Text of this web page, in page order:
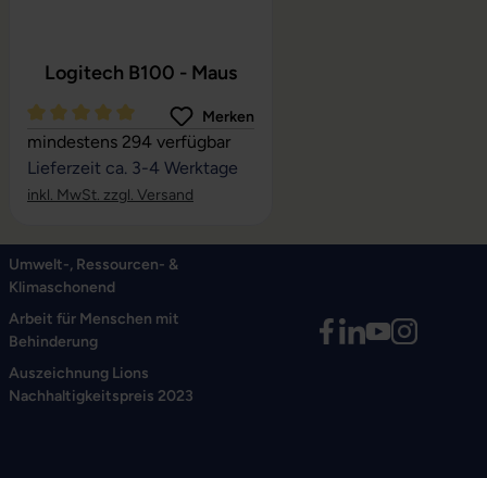
Logitech B100 - Maus
Durchschnittliche Bewertung von 5 von 5 Sternen
Merken
mindestens 294 verfügbar
Lieferzeit ca. 3-4 Werktage
inkl. MwSt. zzgl. Versand
Umwelt-, Ressourcen- &
Klimaschonend
Arbeit für Menschen mit
Behinderung
Auszeichnung Lions
Nachhaltigkeitspreis 2023